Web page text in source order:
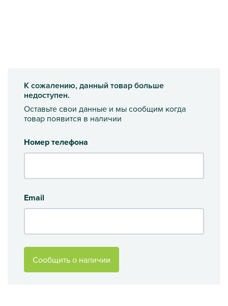
К сожалению, данный товар больше
недоступен.
Оставьте свои данные и мы сообщим когда
товар появится в наличии
Номер телефона
Email
Сообщить о наличии